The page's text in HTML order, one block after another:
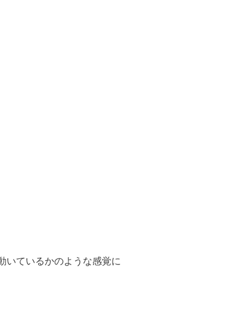
いているかのような感覚に